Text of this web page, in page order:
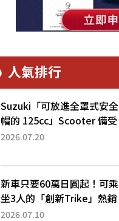
人氣排行
Suzuki「可放進全罩式安全
帽的 125cc」Scooter 備受
矚目！採用全新流線設計與
已陸續開始出口的新款
「B...
2026.07.20
新車只要60萬日圓起！可乘
坐3人的「創新Trike」熱銷
大賣成為人氣車款！「養車
2026.07.10